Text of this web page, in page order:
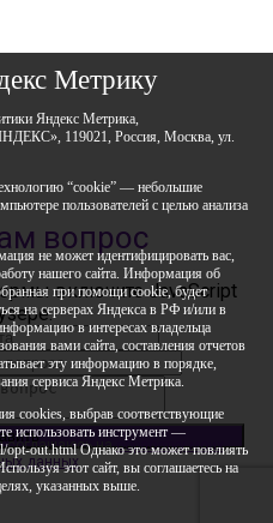
Метрику
Яндекс Метрика,
119021, Россия, Москва, ул.
“cookie” — небольшие
пользователей с целью анализа
не может идентифицировать вас,
нашего сайта. Информация об
при помощи cookie, будет
на серверах Яндекса в РФ и/или в
в интересах владельца
вами сайта, составления отчетов
эту информацию в порядке,
сервиса Яндекс Метрика.
cookies, выбрав соответствующие
использовать инструмент —
opt-out.html Однако это может повлиять
этот сайт, вы соглашаетесь на
указанных выше.
61 - отдел ДО
00 - приемная
38 - бухгалтерия
вопрос
включите JavaScript
соглашаюсь наобработку моих
данных